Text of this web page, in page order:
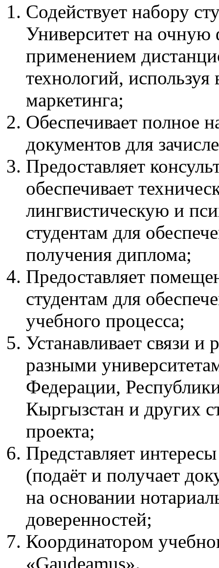
Содействует набору
Университет на
применением
технологий, используя
маркетинга;
Обеспечивает полное
документов для
Предоставляет
обеспечивает
лингвистическую и
студентам для
получения диплома;
Предоставляет
студентам для
учебного процесса;
Устанавливает связи и
разными
Федерации,
Кыргызстан и других
проекта;
Представляет
(подаёт и получает
на основании
доверенностей;
Координатором
«Gaudeamus».